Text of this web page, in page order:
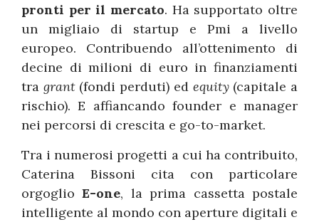
pronti per il mercato. Ha supportato oltre
un migliaio di startup e Pmi a livello
europeo. Contribuendo all’ottenimento di
decine di milioni di euro in finanziamenti
tra grant (fondi perduti) ed equity (capitale a
rischio). E affiancando founder e manager
nei percorsi di crescita e go-to-market.
Tra i numerosi progetti a cui ha contribuito,
Caterina Bissoni cita con particolare
orgoglioE-one, la prima cassetta postale
intelligente al mondo con aperture digitali e